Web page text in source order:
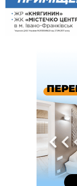
12:29
У МОЗ змінили
роботи
12:07
На межі
У Франківську
Росія
пошкоджено
Верховний суд
ставками в
На Каскаді
На
жінка
35